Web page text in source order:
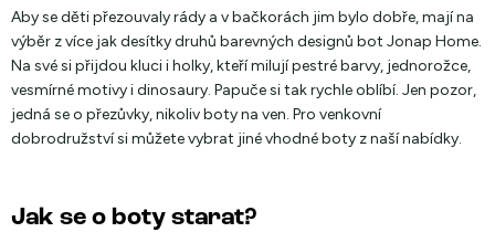
Aby se děti přezouvaly rády a v bačkorách jim bylo dobře, mají na
výběr z více jak desítky druhů barevných designů bot Jonap Home.
Na své si přijdou kluci i holky, kteří milují pestré barvy, jednorožce,
vesmírné motivy i dinosaury. Papuče si tak rychle oblíbí. Jen pozor,
jedná se o přezůvky, nikoliv boty na ven. Pro venkovní
dobrodružství si můžete vybrat jiné vhodné boty z naší nabídky.
Jak se o boty starat?